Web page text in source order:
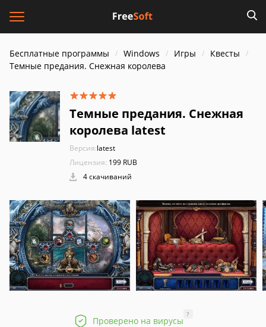
Бесплатные программы Windows Игры
Квесты
Темные предания. Снежная королева
Темные предания. Снежная
королева latest
Версия:latest
Лицензия: 199 RUB
4 скачиваний
Проверено на вирусы
?